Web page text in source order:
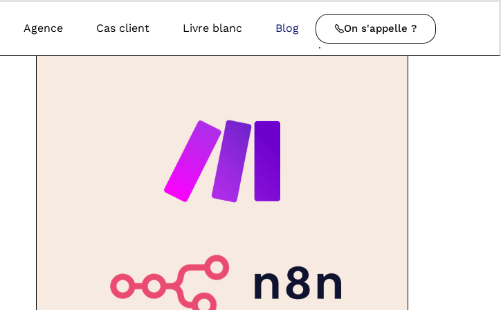
Agence Cas client Livre blanc Blog On s'appelle ?